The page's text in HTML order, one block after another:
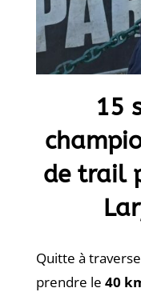
15
de trail
Quitte à
prendre le 40